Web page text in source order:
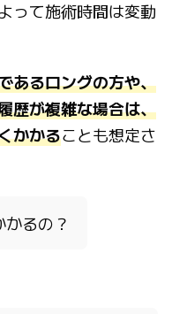
って施術時間は変動
あるロングの方や、
歴が複雑な場合は、
かかることも想定さ
るの？